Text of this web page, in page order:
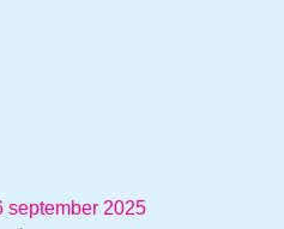
september 2025